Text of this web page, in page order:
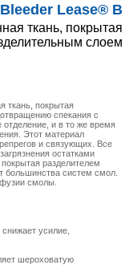
Bleeder Lease® B
ткань, покрытая
слоем
ткань, покрытая
спекания с
и в то же время
Этот материал
и связующих. Все
остатками
разделителем
большинства систем смол.
смолы.
усилие,
шероховатую